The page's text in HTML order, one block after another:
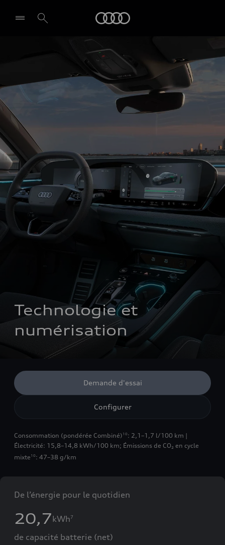
Technologie et numérisation
Technologie et
numérisation
Demande d'essai
Configurer
Consommation (pondérée Combiné) 10 : 2,1–1,7 l/100 km |
Électricité: 15,8–14,8 kWh/100 km; Émissions de CO₂ en cycle
mixte 10 : 47–38 g/km
De l’énergie pour le quotidien
20,7kWh7
de capacité batterie (net)